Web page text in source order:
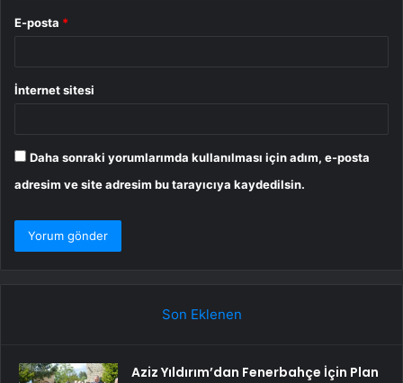
E-posta *
İnternet sitesi
Daha sonraki yorumlarımda kullanılması için adım, e-posta
adresim ve site adresim bu tarayıcıya kaydedilsin.
Son Eklenen
Aziz Yıldırım’dan Fenerbahçe İçin Plan